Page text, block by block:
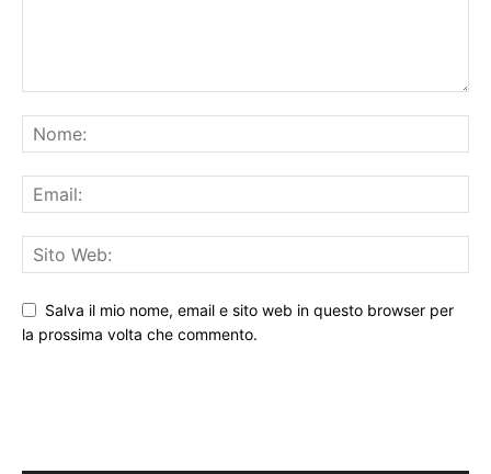
Salva il mio nome, email e sito web in questo browser per
la prossima volta che commento.